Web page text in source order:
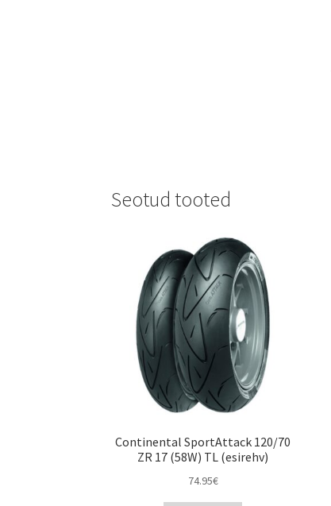
Seotud tooted
Continental SportAttack 120/70
ZR 17 (58W) TL (esirehv)
74.95€